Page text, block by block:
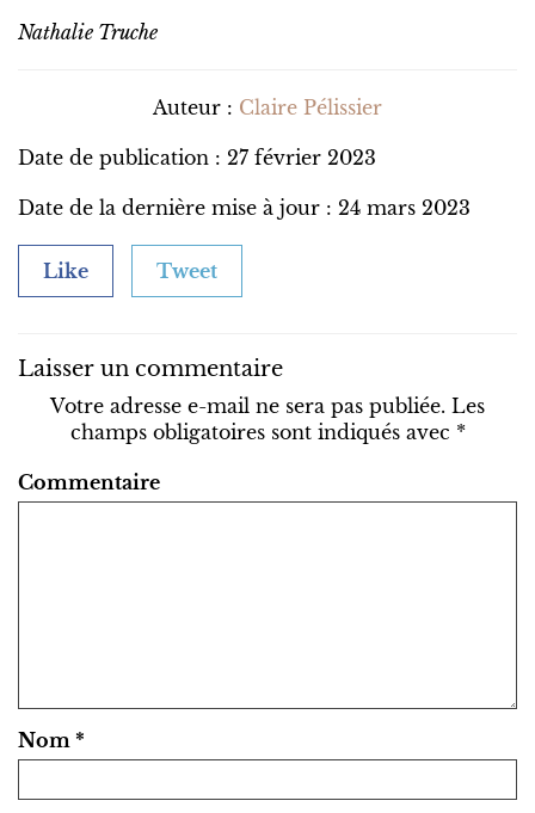
Nathalie Truche
Auteur : Claire Pélissier
Date de publication : 27 février 2023
Date de la dernière mise à jour : 24 mars 2023
Like Tweet
Laisser un commentaire
Votre adresse e-mail ne sera pas publiée. Les
champs obligatoires sont indiqués avec *
Commentaire
Nom *